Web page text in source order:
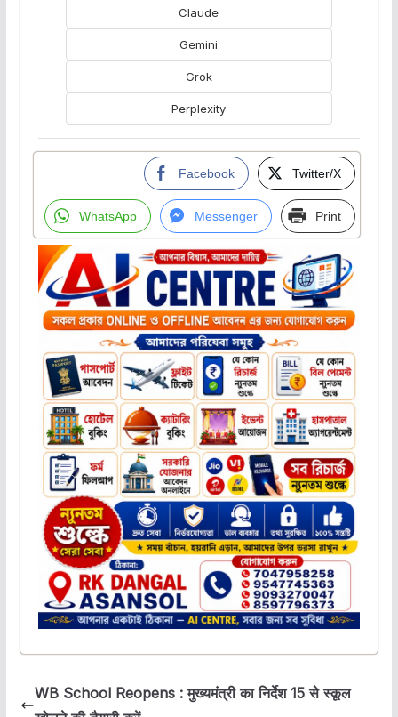
Claude
Gemini
Grok
Perplexity
Facebook Twitter/X
WhatsApp Messenger Print
WB School Reopens : मुख्यमंत्री का निर्देश 15 से स्कूल